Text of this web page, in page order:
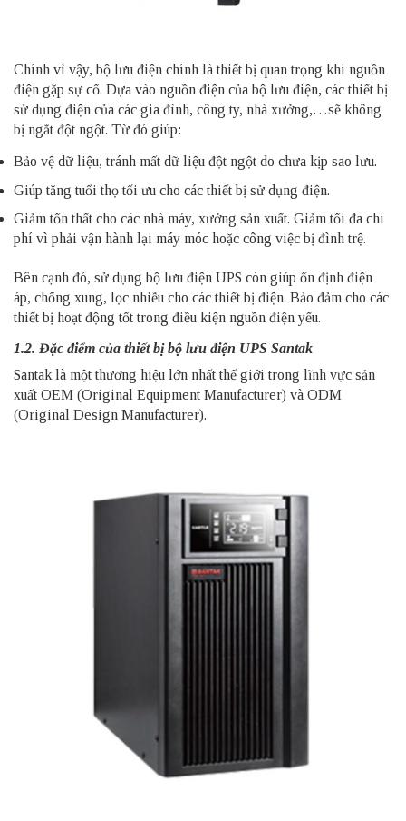
Chính vì vậy, bộ lưu điện chính là thiết bị quan trọng khi nguồn
điện gặp sự cố. Dựa vào nguồn điện của bộ lưu điện, các thiết bị
sử dụng điện của các gia đình, công ty, nhà xưởng,…sẽ không
bị ngắt đột ngột. Từ đó giúp:
Bảo vệ dữ liệu, tránh mất dữ liệu đột ngột do chưa kịp sao lưu.
Giúp tăng tuổi thọ tối ưu cho các thiết bị sử dụng điện.
Giảm tổn thất cho các nhà máy, xưởng sản xuất. Giảm tối đa chi
phí vì phải vận hành lại máy móc hoặc công việc bị đình trệ.
Bên cạnh đó, sử dụng bộ lưu điện UPS còn giúp ổn định điện
áp, chống xung, lọc nhiễu cho các thiết bị điện. Bảo đảm cho các
thiết bị hoạt động tốt trong điều kiện nguồn điện yếu.
1.2. Đặc điểm của thiết bị bộ lưu điện UPS Santak
Santak là một thương hiệu lớn nhất thế giới trong lĩnh vực sản
xuất OEM (Original Equipment Manufacturer) và ODM
(Original Design Manufacturer).